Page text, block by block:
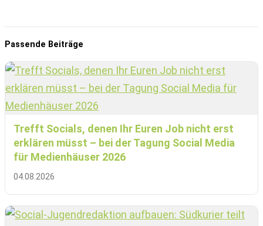
Passende Beiträge
Trefft Socials, denen Ihr Euren Job nicht erst
erklären müsst – bei der Tagung Social Media
für Medienhäuser 2026
04.08.2026